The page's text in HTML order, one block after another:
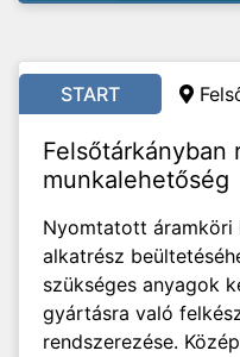
START
Felsőtárkányban
munkalehetőség
Nyomtatott áramköri
alkatrész
szükséges anyagok
gyártásra való
rendszerezése.